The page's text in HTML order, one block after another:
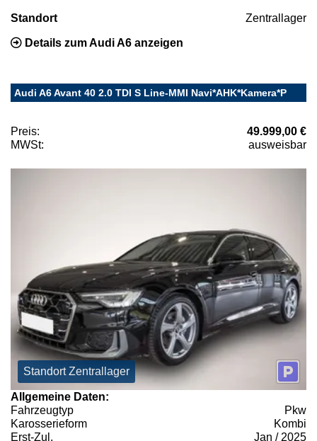
Standort Zentrallager
Details zum Audi A6 anzeigen
Audi A6 Avant 40 2.0 TDI S Line-MMI Navi*AHK*Kamera*P
Preis:
49.999,00 €
MWSt:
ausweisbar
Standort Zentrallager
Allgemeine Daten:
Fahrzeugtyp
Pkw
Karosserieform
Kombi
Erst-Zul.
Jan / 2025